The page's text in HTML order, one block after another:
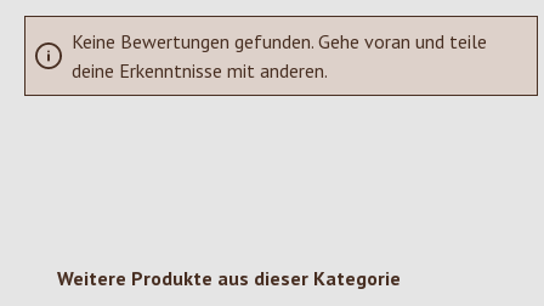
Keine Bewertungen gefunden. Gehe voran und teile
deine Erkenntnisse mit anderen.
Produktgalerie überspringen
Weitere Produkte aus dieser Kategorie